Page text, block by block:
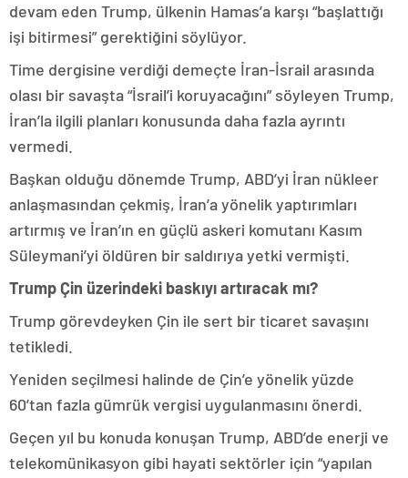
devam eden Trump, ülkenin Hamas’a karşı “başlattığı
işi bitirmesi” gerektiğini söylüyor.
Time dergisine verdiği demeçte İran-İsrail arasında
olası bir savaşta “İsrail’i koruyacağını” söyleyen Trump,
İran’la ilgili planları konusunda daha fazla ayrıntı
vermedi.
Başkan olduğu dönemde Trump, ABD’yi İran nükleer
anlaşmasından çekmiş, İran’a yönelik yaptırımları
artırmış ve İran’ın en güçlü askeri komutanı Kasım
Süleymani’yi öldüren bir saldırıya yetki vermişti.
Trump Çin üzerindeki baskıyı artıracak mı?
Trump görevdeyken Çin ile sert bir ticaret savaşını
tetikledi.
Yeniden seçilmesi halinde de Çin’e yönelik yüzde
60’tan fazla gümrük vergisi uygulanmasını önerdi.
Geçen yıl bu konuda konuşan Trump, ABD’de enerji ve
telekomünikasyon gibi hayati sektörler için “yapılan